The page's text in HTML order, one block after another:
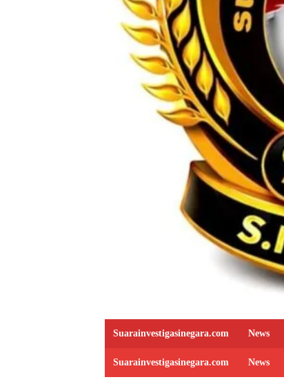
Suarainvestigasinegara.com News
Suarainvestigasinegara.com News